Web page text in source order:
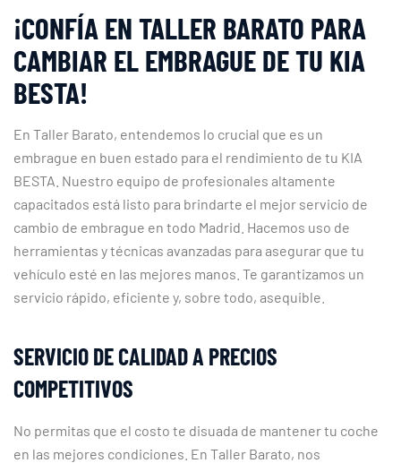
¡CONFÍA EN TALLER BARATO PARA
CAMBIAR EL EMBRAGUE DE TU KIA
BESTA!
En Taller Barato, entendemos lo crucial que es un
embrague en buen estado para el rendimiento de tu KIA
BESTA. Nuestro equipo de profesionales altamente
capacitados está listo para brindarte el mejor servicio de
cambio de embrague en todo Madrid. Hacemos uso de
herramientas y técnicas avanzadas para asegurar que tu
vehículo esté en las mejores manos. Te garantizamos un
servicio rápido, eficiente y, sobre todo, asequible.
SERVICIO DE CALIDAD A PRECIOS
COMPETITIVOS
No permitas que el costo te disuada de mantener tu coche
en las mejores condiciones. En Taller Barato, nos